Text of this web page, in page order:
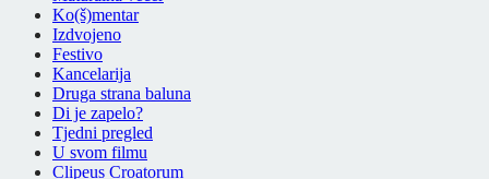
Ko(š)mentar
Izdvojeno
Festivo
Kancelarija
Druga strana baluna
Di je zapelo?
Tjedni pregled
U svom filmu
Clipeus Croatorum